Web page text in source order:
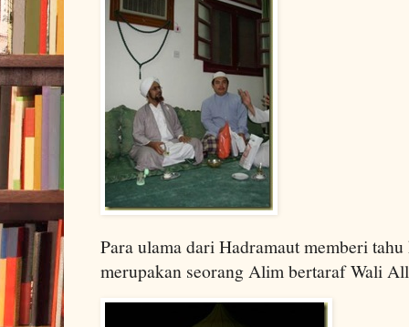
Para ulama dari Hadramaut memberi
merupakan seorang Alim bertaraf Wali